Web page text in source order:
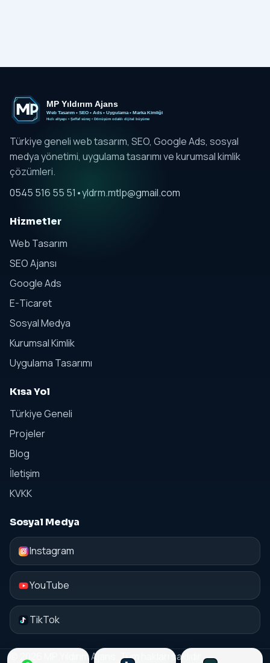
Türkiye geneli web tasarım, SEO, Google Ads, sosyal
medya yönetimi, uygulama tasarımı ve kurumsal kimlik
çözümleri.
0545 516 55 51 •yldrm.mtlp@gmail.com
Hizmetler
Web Tasarım
SEO Ajansı
Google Ads
E-Ticaret
Sosyal Medya
Kurumsal Kimlik
Uygulama Tasarımı
Kısa Yol
Türkiye Geneli
Projeler
Blog
İletişim
KVKK
Sosyal Medya
Instagram
YouTube
TikTok
© 2026 MP Yıldırım Ajans. Tüm hakları saklıdır.